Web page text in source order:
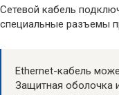
Сетевой кабель
специальные разъемы
Ethernet-кабель
Защитная оболочка